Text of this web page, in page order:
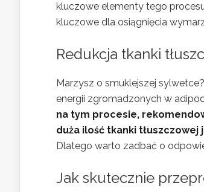
kluczowe elementy tego
kluczowe dla osiągnięcia
Redukcja tkanki
Marzysz o smuklejszej
energii zgromadzonych w
na tym procesie,
duża ilość tkanki
Dlatego warto zadbać o
Jak skutecznie